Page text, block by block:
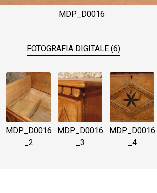
MDP_D0016
FOTOGRAFIA DIGITALE (6)
MDP_D0016
_2
MDP_D0016
_3
MDP_D0016
_4